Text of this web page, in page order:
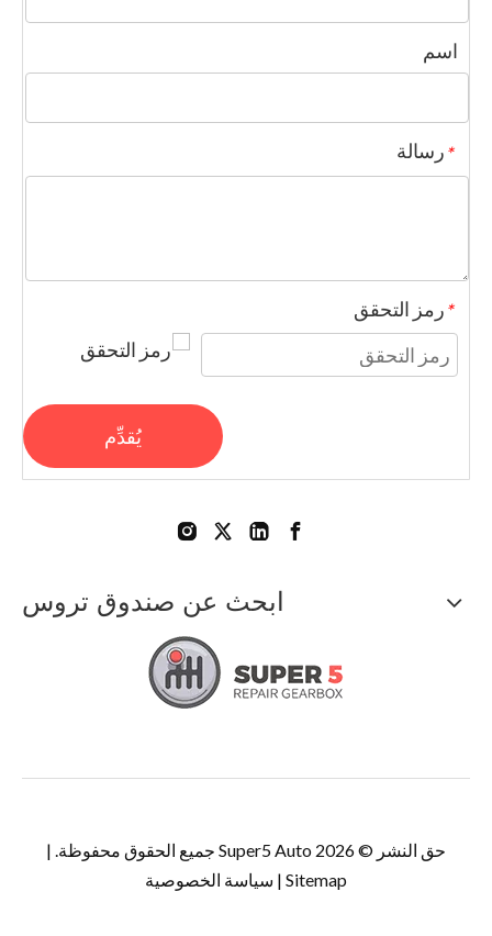
اسم
*رسالة
*رمز التحقق
يُقدِّم
ابحث عن صندوق تروس
حق النشر ©2026
Sitemap
| سياسة الخصوصية